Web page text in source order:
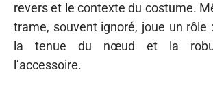
revers et le contexte du costume.
trame, souvent ignoré, joue un rôle
la tenue du nœud et la
l’accessoire.